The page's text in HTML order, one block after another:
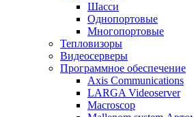
Шасси
Однопортовые
Многопортовые
Тепловизоры
Видеосерверы
Программное обеспечение
Axis Communications
LARGA Videoserver
Macroscop